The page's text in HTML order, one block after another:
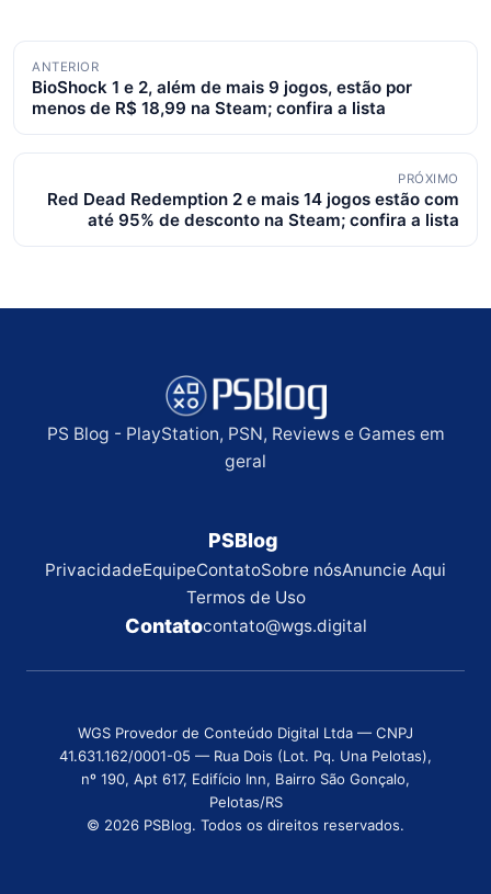
Navegação
de
posts
ANTERIOR
BioShock 1 e 2, além de mais 9 jogos, estão por
menos de R$ 18,99 na Steam; confira a lista
PRÓXIMO
Red Dead Redemption 2 e mais 14 jogos estão com
até 95% de desconto na Steam; confira a lista
PS Blog - PlayStation, PSN, Reviews e Games em
geral
PSBlog
PrivacidadeEquipeContatoSobre nósAnuncie Aqui
Termos de Uso
Contatocontato@wgs.digital
WGS Provedor de Conteúdo Digital Ltda — CNPJ
41.631.162/0001-05 — Rua Dois (Lot. Pq. Una Pelotas),
nº 190, Apt 617, Edifício Inn, Bairro São Gonçalo,
Pelotas/RS
© 2026 PSBlog. Todos os direitos reservados.